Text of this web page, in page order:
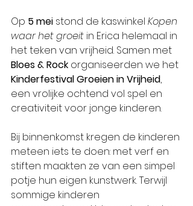
Op 5 mei stond de kaswinkel Kopen
waar het groeit in Erica helemaal in
het teken van vrijheid. Samen met
Bloes & Rock organiseerden we het
Kinderfestival Groeien in Vrijheid,
een vrolijke ochtend vol spel en
creativiteit voor jonge kinderen.
Bij binnenkomst kregen de kinderen
meteen iets te doen: met verf en
stiften maakten ze van een simpel
potje hun eigen kunstwerk. Terwijl
sommige kinderen